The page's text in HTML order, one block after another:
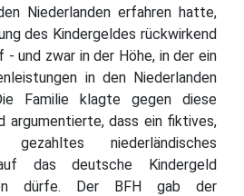
Niederlanden erfahren hatte,
des Kindergeldes rückwirkend
- und zwar in der Höhe, in der ein
in den Niederlanden
Familie klagte gegen diese
argumentierte, dass ein fiktives,
niederländisches
das deutsche Kindergeld
dürfe. Der BFH gab der